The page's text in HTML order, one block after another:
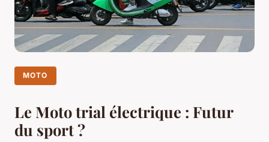
MOTO
Le Moto trial électrique : Futur
du sport ?